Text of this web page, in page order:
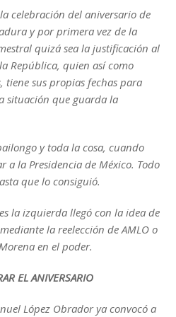
celebración del aniversario de
y por primera vez de la
quizá sea la justificación al
República, quien así como
tiene sus propias fechas para
situación que guarda la
y toda la cosa, cuando
a la Presidencia de México. Todo
que lo consiguió.
la izquierda llegó con la idea de
la reelección de AMLO o
en el poder.
EL ANIVERSARIO
López Obrador ya convocó a